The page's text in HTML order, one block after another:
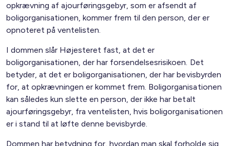
opkrævning af ajourføringsgebyr, som er afsendt af
boligorganisationen, kommer frem til den person, der er
opnoteret på ventelisten.
I dommen slår Højesteret fast, at det er
boligorganisationen, der har forsendelsesrisikoen. Det
betyder, at det er boligorganisationen, der har bevisbyrden
for, at opkrævningen er kommet frem. Boligorganisationen
kan således kun slette en person, der ikke har betalt
ajourføringsgebyr, fra ventelisten, hvis boligorganisationen
er i stand til at løfte denne bevisbyrde.
Dommen har betydning for, hvordan man skal forholde sig